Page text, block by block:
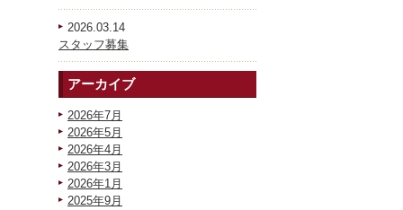
2026.03.14
スタッフ募集
アーカイブ
2026年7月
2026年5月
2026年4月
2026年3月
2026年1月
2025年9月